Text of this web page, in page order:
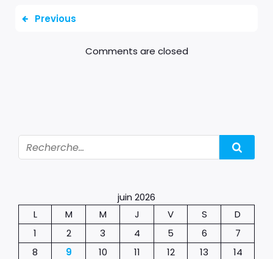
juin 2026
L
M M J V S
D
1
2 3 4 5 6
7
8
9 10 11 12 13 14
Previous
Comments are closed